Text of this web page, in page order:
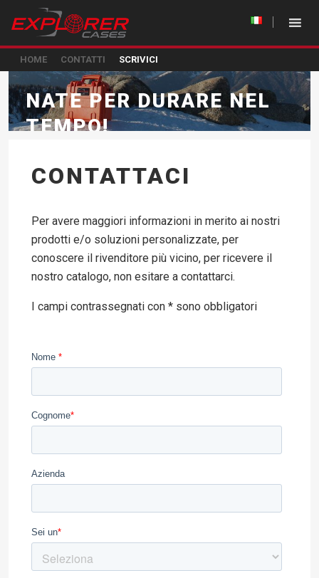
HOME CONTATTI SCRIVICI
NATE PER DURARE NEL
TEMPO!
CONTATTACI
Per avere maggiori informazioni in merito ai nostri
prodotti e/o soluzioni personalizzate, per
conoscere il rivenditore più vicino, per ricevere il
nostro catalogo, non esitare a contattarci.
I campi contrassegnati con * sono obbligatori